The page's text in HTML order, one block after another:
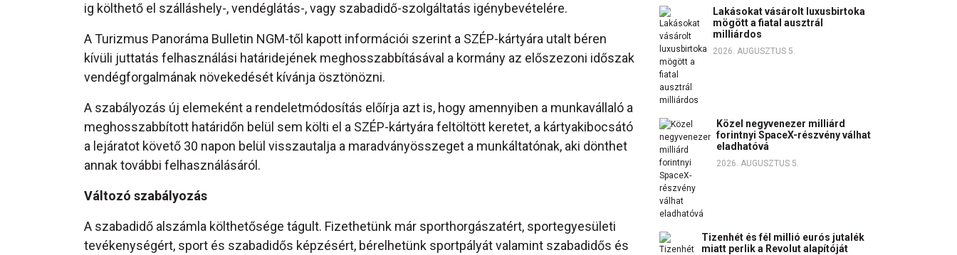
ig költhető el szálláshely-, vendéglátás-, vagy szabadidő-szolgáltatás igénybevételére.
A Turizmus Panoráma Bulletin NGM-től kapott információi szerint a SZÉP-kártyára utalt béren
kívüli juttatás felhasználási határidejének meghosszabbításával a kormány az előszezoni időszak
vendégforgalmának növekedését kívánja ösztönözni.
A szabályozás új elemeként a rendeletmódosítás előírja azt is, hogy amennyiben a munkavállaló a
meghosszabbított határidőn belül sem költi el a SZÉP-kártyára feltöltött keretet, a kártyakibocsátó
a lejáratot követő 30 napon belül visszautalja a maradványösszeget a munkáltatónak, aki dönthet
annak további felhasználásáról.
Változó szabályozás
A szabadidő alszámla költhetősége tágult. Fizethetünk már sporthorgászatért, sportegyesületi
tevékenységért, sport és szabadidős képzésért, bérelhetünk sportpályát valamint szabadidős és
Lakásokat vásárolt luxusbirtoka
mögött a fiatal ausztrál
milliárdos
2026. AUGUSZTUS 5.
Közel negyvenezer milliárd
forintnyi SpaceX-részvény válhat
eladhatóvá
2026. AUGUSZTUS 5.
Tizenhét és fél millió eurós jutalék
miatt perlik a Revolut alapítóját